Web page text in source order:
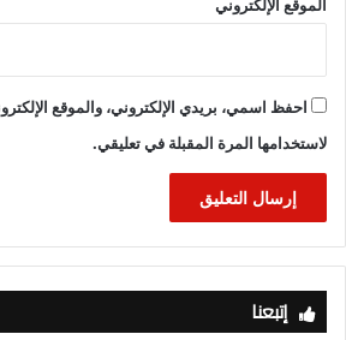
إقامة مثل هذه المشروعات المهمة.
الموقع الإلكتروني
احفظ اسمي، بريدي الإلكتروني، والموقع
لاستخدامها المرة المقبلة في تعليقي.
إتبعنا